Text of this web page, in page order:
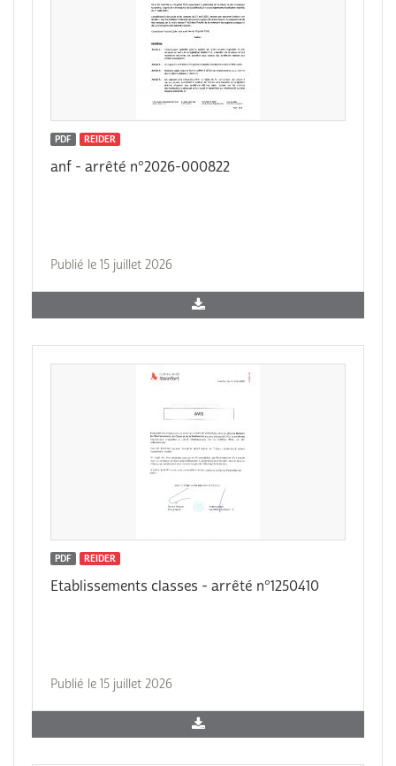
PDF REIDER
anf - arrêté n°2026-000822
Publié le 15 juillet 2026
PDF REIDER
Etablissements classes - arrêté n°1250410
Publié le 15 juillet 2026